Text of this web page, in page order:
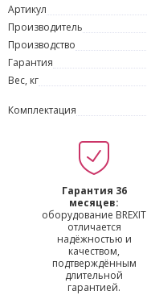
Артикул
Производитель
Производство
Гарантия
Вес, кг
Комплектация
Гарантия 36
месяцев:
оборудование BREXIT
отличается
надёжностью и
качеством,
подтверждённым
длительной
гарантией.